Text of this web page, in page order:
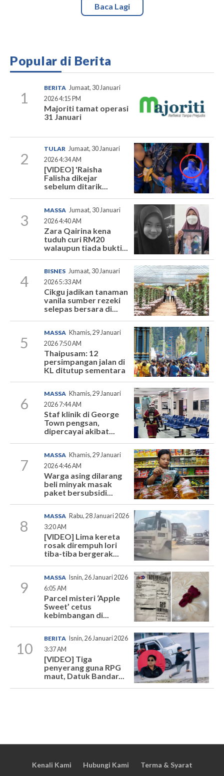
Baca Lagi
Popular di Berita
1
BERITA Jumaat, 30 Januari
2026 4:15 PM
Majoriti tamat operasi
31 Januari
2
TULAR Jumaat, 30 Januari
2026 4:34 AM
[VIDEO] 'Raisha
Falisha dikejar
sebelum ditarik...
3
MASSA Jumaat, 30 Januari
2026 4:40 AM
Zara Qairina kena
tuduh curi RM20
walaupun tiada bukti...
4
BISNES Jumaat, 30 Januari
2026 5:33 AM
Cikgu jadikan tanaman
vanila sumber rezeki
selepas bersara di...
5
MASSA Khamis, 29 Januari
2026 7:50 AM
Thaipusam: 12
persimpangan jalan di
KL ditutup sementara
6
MASSA Khamis, 29 Januari
2026 7:44 AM
Staf klinik di George
Town pengsan,
dipercayai akibat...
7
MASSA Khamis, 29 Januari
2026 4:46 AM
Warga asing dilarang
beli minyak masak
paket bersubsidi...
8
MASSA Rabu, 28 Januari 2026
3:20 AM
[VIDEO] Lima kereta
rosak dirempuh lori
tiba-tiba bergerak...
9
MASSA
Isnin, 26 Januari 2026
6:05 AM
Parcel misteri ‘Apple
Sweet’ cetus
kebimbangan di...
10
BERITA
Isnin, 26 Januari 2026
3:37 AM
[VIDEO] Tiga
penyerang guna RPG
maut, Datuk Bandar...
Kenali Kami Hubungi Kami Terma & Syarat